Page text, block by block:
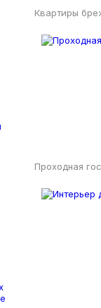
Квартиры
Проходная